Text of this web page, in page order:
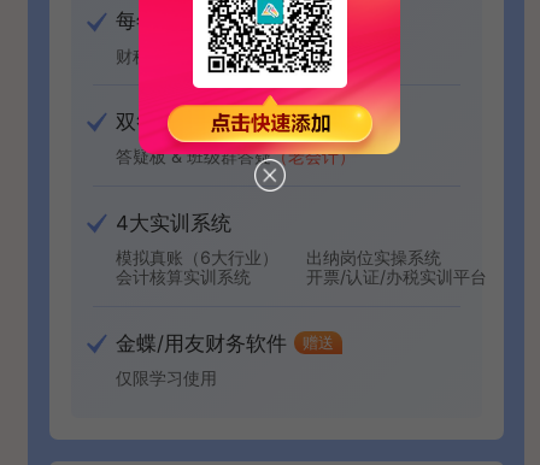
每年20场财税直播
财税新政，财税实操技能
双答疑服务
答疑板 & 班级群答疑（老会计）
4大实训系统
模拟真账（6大行业）
出纳岗位实操系统
会计核算实训系统
开票/认证/办税实训平台
金蝶/用友财务软件 赠送
仅限学习使用